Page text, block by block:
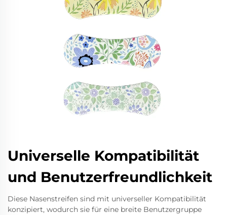
Universelle Kompatibilität
und Benutzerfreundlichkeit
Diese Nasenstreifen sind mit universeller Kompatibilität
konzipiert, wodurch sie für eine breite Benutzergruppe